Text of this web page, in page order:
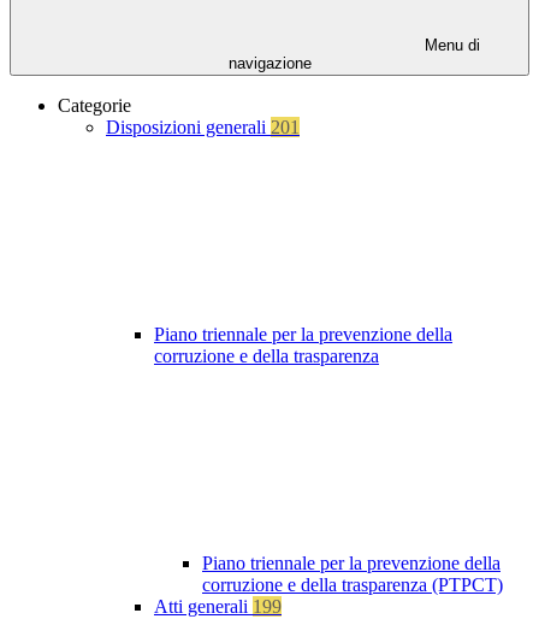
Menu di
navigazione
Categorie
Disposizioni generali 201
Piano triennale per la prevenzione della
corruzione e della trasparenza
Piano triennale per la prevenzione della
corruzione e della trasparenza (PTPCT)
Atti generali 199